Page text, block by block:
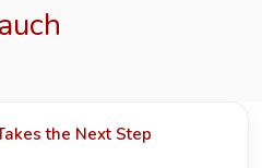
the Next Step